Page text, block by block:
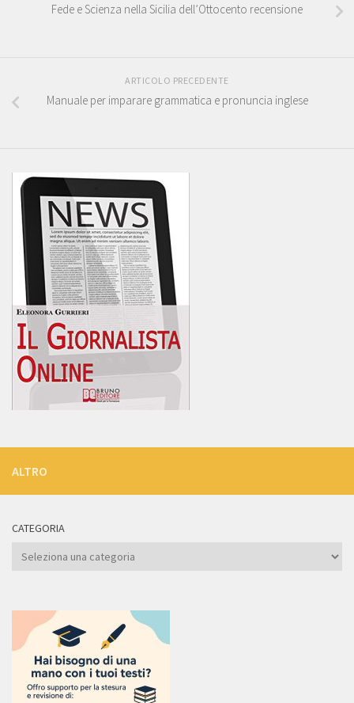
Fede e Scienza nella Sicilia dell’Ottocento recensione
ARTICOLO PRECEDENTE
Manuale per imparare grammatica e pronuncia inglese
ALTRO
CATEGORIA
Categoria